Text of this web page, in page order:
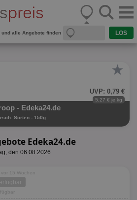
und alle Angebote finden
★
UVP: 0,79 €
5,27 € je kg
- Edeka24.de
Sorten - 150g
Edeka24.de
den 06.08.2026
15 Wochen